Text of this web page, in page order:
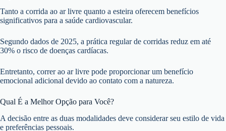
Tanto a corrida ao ar livre quanto a esteira oferecem benefícios
significativos para a saúde cardiovascular.
Segundo dados de 2025, a prática regular de corridas reduz em até
30% o risco de doenças cardíacas.
Entretanto, correr ao ar livre pode proporcionar um benefício
emocional adicional devido ao contato com a natureza.
Qual É a Melhor Opção para Você?
A decisão entre as duas modalidades deve considerar seu estilo de vida
e preferências pessoais.